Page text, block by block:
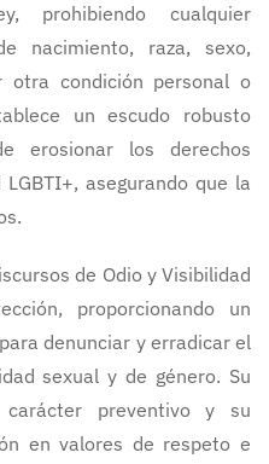
prohibiendo cualquier
nacimiento, raza, sexo,
otra condición personal o
un escudo robusto
erosionar los derechos
asegurando que la
de Odio y Visibilidad
proporcionando un
denunciar y erradicar el
sexual y de género. Su
preventivo y su
en valores de respeto e